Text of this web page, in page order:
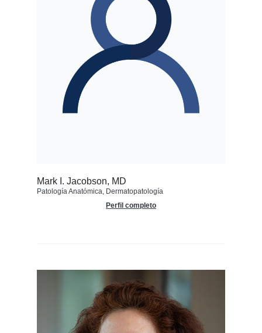
Mark I. Jacobson, MD
Patología Anatómica, Dermatopatología
Perfil completo